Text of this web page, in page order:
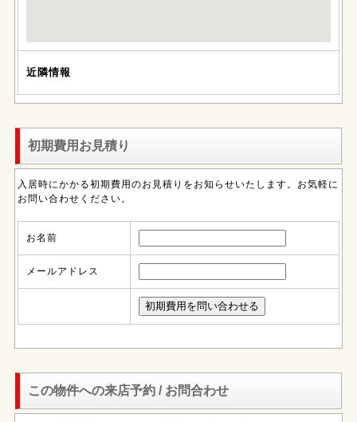
近隣情報
初期費用お見積り
入居時にかかる初期費用のお見積りをお知らせいたします。お気軽に
お問い合わせください。
お名前
メールアドレス
この物件への来店予約 / お問合わせ